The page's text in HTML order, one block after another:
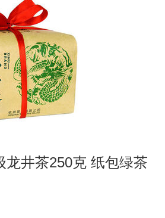
龙井茶250克 纸包绿茶